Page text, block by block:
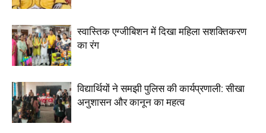
स्वास्तिक एग्जीबिशन में दिखा महिला सशक्तिकरण
का रंग
विद्यार्थियों ने समझी पुलिस की कार्यप्रणाली: सीखा
अनुशासन और कानून का महत्व